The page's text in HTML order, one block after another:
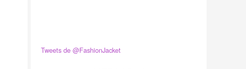
Tweets de @FashionJacket